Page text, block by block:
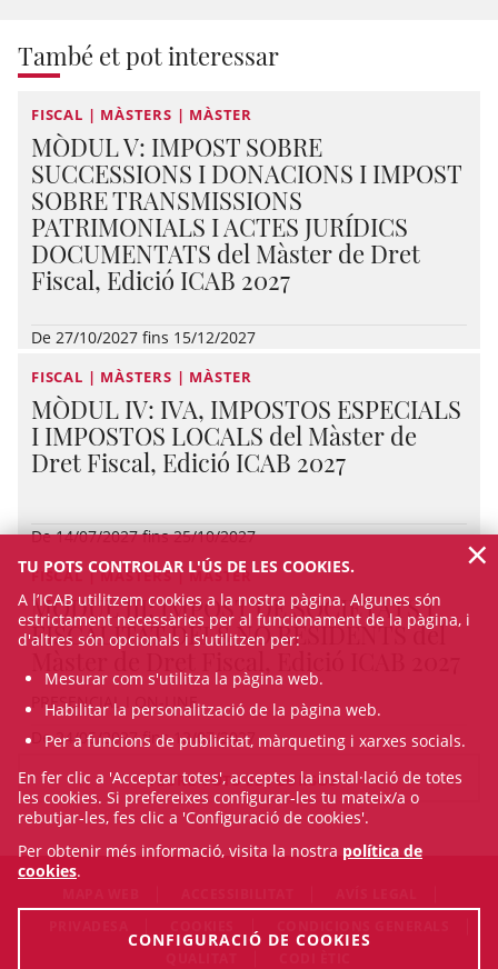
També et pot interessar
FISCAL | MÀSTERS | MÀSTER
MÒDUL V: IMPOST SOBRE
SUCCESSIONS I DONACIONS I IMPOST
SOBRE TRANSMISSIONS
PATRIMONIALS I ACTES JURÍDICS
DOCUMENTATS del Màster de Dret
Fiscal, Edició ICAB 2027
De 27/10/2027 fins 15/12/2027
FISCAL | MÀSTERS | MÀSTER
MÒDUL IV: IVA, IMPOSTOS ESPECIALS
I IMPOSTOS LOCALS del Màster de
Dret Fiscal, Edició ICAB 2027
De 14/07/2027 fins 25/10/2027
FISCAL | MÀSTERS | MÀSTER
MÒDUL III: IMPOST DE SOCIETATS I
FISCALITAT DELS NO RESIDENTS del
PRESENCIAL I ON-LINE
De 24/05/2027 fins 12/07/2027
VEURE TOTS ELS CURSOS
TU POTS CONTROLAR L'ÚS DE LES COOKIES.
A l’ICAB utilitzem cookies a la nostra pàgina. Algunes són
estrictament necessàries per al funcionament de la pàgina, i
d'altres són opcionals i s'utilitzen per:
Mesurar com s'utilitza la pàgina web.
Habilitar la personalització de la pàgina web.
Per a funcions de publicitat, màrqueting i xarxes socials.
En fer clic a 'Acceptar totes', acceptes la instal·lació de totes
les cookies. Si prefereixes configurar-les tu mateix/a o
rebutjar-les, fes clic a 'Configuració de cookies'.
Per obtenir més informació, visita la nostra política de
cookies.
CONFIGURACIÓ DE COOKIES
×